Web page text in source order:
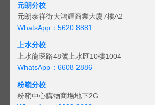
元朗分校
元朗泰祥街大鴻輝商業大廈7樓A2
WhatsApp：5620 8881
上水分校
上水龍琛路48號上水匯10樓1004
WhatsApp：6608 2886
粉嶺分校
粉嶺中心購物商場地下2G